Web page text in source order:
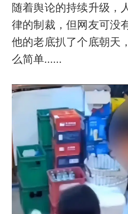
随着舆论的持续升级，
律的制裁，但网友可没
他的老底扒了个底朝天
么简单......